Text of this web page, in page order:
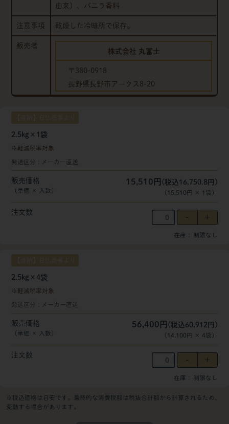
由来）、バニラ香料
注意事項 乾燥した冷暗所で保存。
販売者
株式会社 丸冨士
〒380-0918
長野県長野市アークス8-20
2.5kg×1袋
軽減税率対象
発送区分 メーカー直送
販売価格
（単価 × 入数）
15,510円 (税込16,750.8円)
（ 15,510円 × 1 袋 ）
注文数
在庫 制限なし
2.5kg×4袋
軽減税率対象
発送区分 メーカー直送
販売価格
（単価 × 入数）
56,400円 (税込60,912円)
（ 14,100円 × 4袋 ）
注文数
在庫 制限なし
※税込価格は目安です。最終的な消費税額は税抜合計額から計算されるため、
変動する場合があります。